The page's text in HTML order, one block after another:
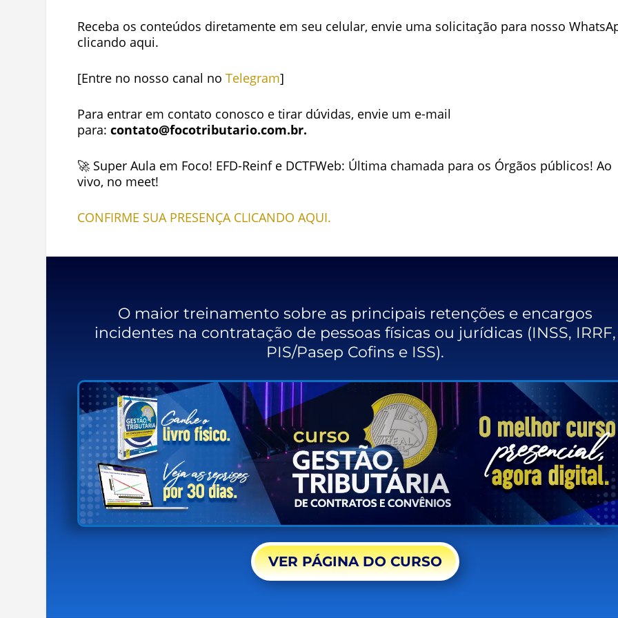
Receba os conteúdos diretamente em seu celular, envie uma solicitação para nosso
clicando aqui.
[Entre no nosso canal no Telegram]
Para entrar em contato conosco e tirar dúvidas, envie um e-mail
para: contato@focotributario.com.br.
🚀 Super Aula em Foco! EFD-Reinf e DCTFWeb: Última chamada para os Órgãos públicos! Ao
vivo, no meet!
CONFIRME SUA PRESENÇA CLICANDO AQUI.
O maior treinamento sobre as principais retenções e encargos
incidentes na contratação de pessoas físicas ou jurídicas (INSS, IRRF,
PIS/Pasep Cofins e ISS).
VER PÁGINA DO CURSO